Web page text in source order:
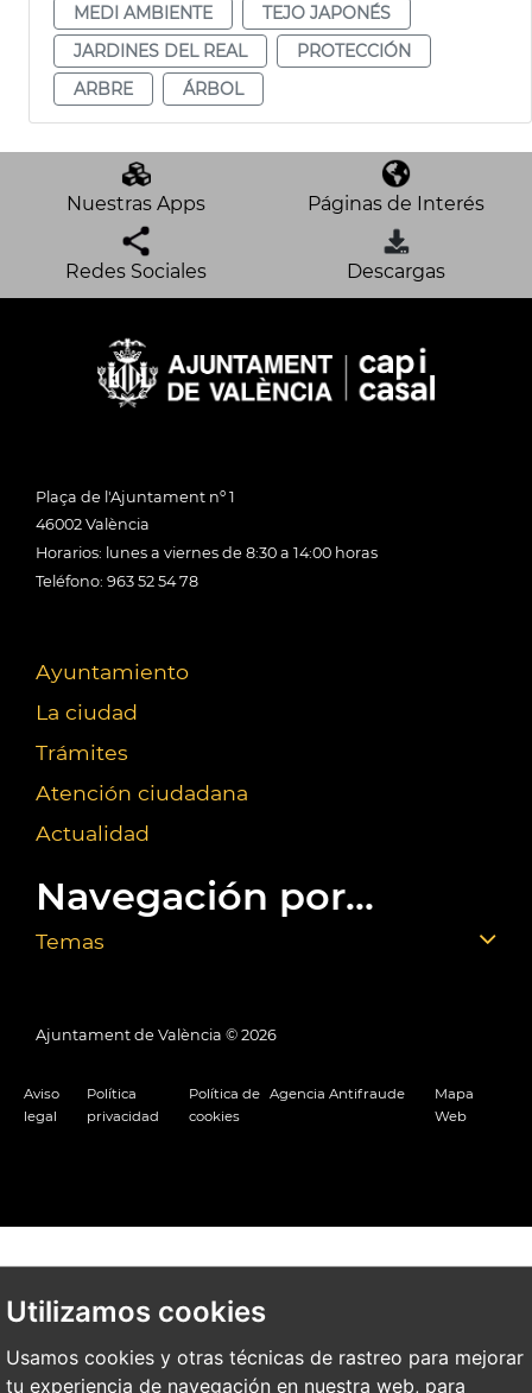
Utilizamos cookies
Usamos cookies y otras técnicas de rastreo para mejorar
tu experiencia de navegación en nuestra web, para
MEDI AMBIENTE
TEJO JAPONÉS
JARDINES DEL REAL
PROTECCIÓN
ARBRE
ÁRBOL
Nuestras Apps Páginas de Interés
Redes Sociales Descargas
Plaça de l'Ajuntament nº 1
46002 València
Horarios: lunes a viernes de 8:30 a 14:00 horas
Teléfono: 963 52 54 78
Ayuntamiento
La ciudad
Trámites
Atención ciudadana
Actualidad
Navegación por...
Temas
Ajuntament de València © 2026
Aviso
legal
Política
privacidad
Política de
cookies
Agencia Antifraude
Mapa
Web